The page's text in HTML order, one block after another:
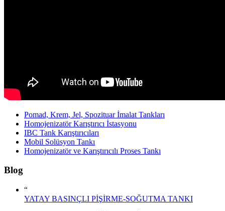
Pomad, Krem, Jel, Spozituar İmalat Tankları
Homojenizatör Karıştırıcı İstasyonu
IBC Tank Karıştırıcıları
Mobil Solüsyon Tankı
Homojenizatör ve Karıştırıcılı Proses Tankı
Blog
“
YATAY BASINÇLI PİŞİRME-SOĞUTMA TANKI